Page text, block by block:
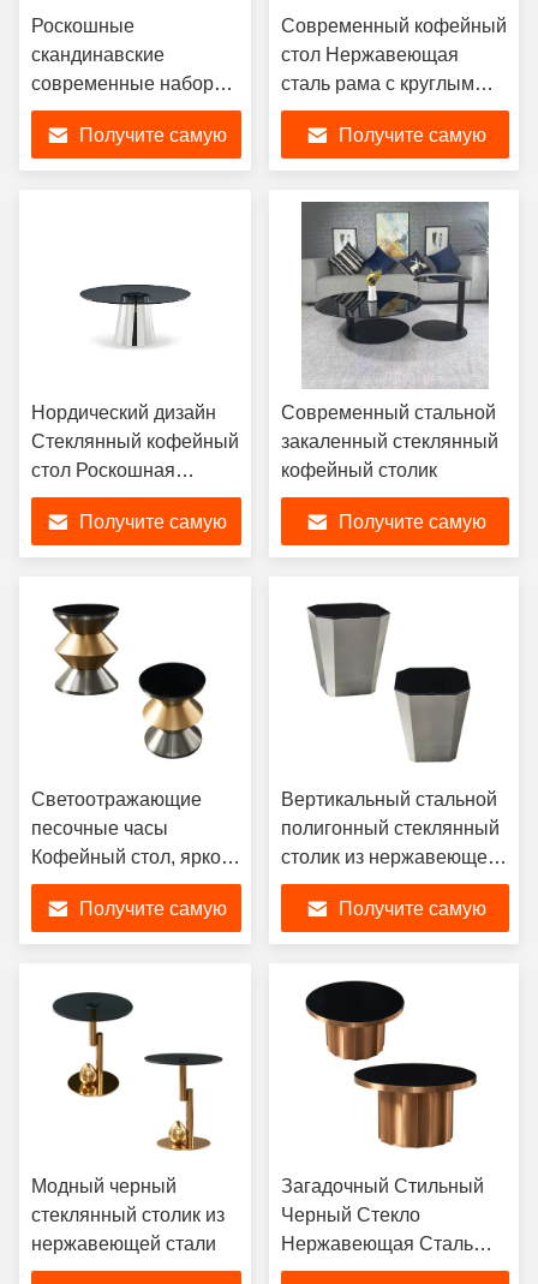
Роскошные
скандинавские
современные наборы
мебели для столовой,
прямоугольная 6-
местная мебель по
стеклянной
столешницей и
стульями
Получите самую
Современный кофейный
стол Нержавеющая
сталь рама с круглым
закаленным стеклом
Столовая мебель
гостиной
Получите самую
Нордический дизайн
Стеклянный кофейный
стол Роскошная
мебель гостиной,
современный
стеклянный кофейный
Получите самую
Современный стальной
закаленный стеклянный
кофейный столик
Получите самую
Светоотражающие
песочные часы
Кофейный стол, ярко
закаленное стеклянное
столовоеПолучите самую
Вертикальный стальной
полигонный стеклянный
столик из нержавеющей
стали отличительный
черный металл
Получите самую
Модный черный
стеклянный столик из
нержавеющей стали
Загадочный Стильный
Черный Стекло
Нержавеющая Сталь
Кофейный Столик